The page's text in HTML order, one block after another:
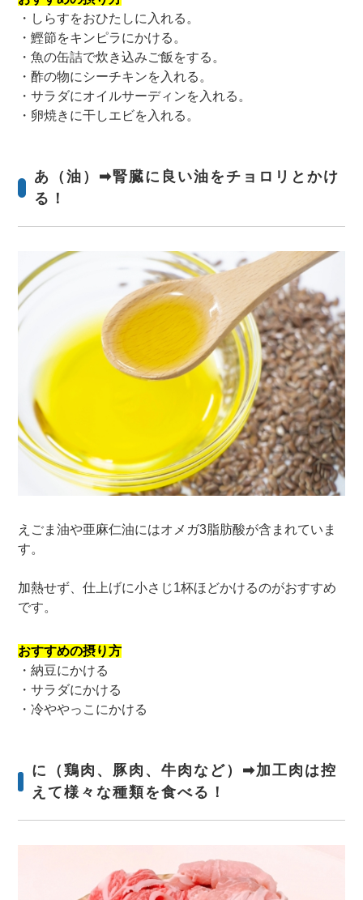
・しらすをおひたしに入れる。
・鰹節をキンピラにかける。
・魚の缶詰で炊き込みご飯をする。
・酢の物にシーチキンを入れる。
・サラダにオイルサーディンを入れる。
・卵焼きに干しエビを入れる。
あ（油）➡腎臓に良い油をチョロリとかけ
る！
えごま油や亜麻仁油にはオメガ3脂肪酸が含まれていま
す。
加熱せず、仕上げに小さじ1杯ほどかけるのがおすすめ
です。
おすすめの摂り方
・納豆にかける
・サラダにかける
・冷ややっこにかける
に（鶏肉、豚肉、牛肉など）➡加工肉は控
えて様々な種類を食べる！